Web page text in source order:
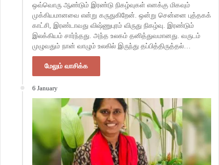
ஒவ்வொரு ஆண்டும் இரண்டு நிகழ்வுகள் எனக்கு மிகவும்
முக்கியமானவை என்று கருதுகிறேன். ஒன்று சென்னை புத்தகக்
காட்சி, இரண்டாவது விஷ்ணுபுரம் விருது நிகழ்வு. இரண்டும்
இலக்கியம் சார்ந்தது. அந்த உலகம் தனித்துவமானது. வருடம்
முழுவதும் நான் வாழும் உலகில் இருந்து தப்பித்திருத்தல்…
மேலும் வாசிக்க
6 January